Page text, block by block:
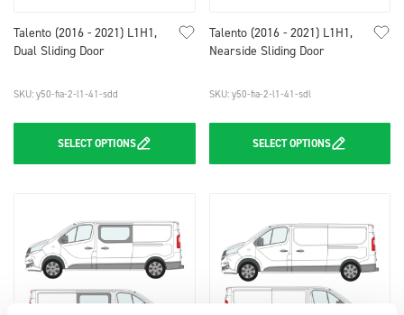
Talento (2016 - 2021) L1H1,
Dual Sliding Door
SKU: y50-fia-2-l1-41-sdd
SELECTOPTIONS
Talento (2016 - 2021) L1H1,
Nearside Sliding Door
SKU: y50-fia-2-l1-41-sdl
SELECTOPTIONS